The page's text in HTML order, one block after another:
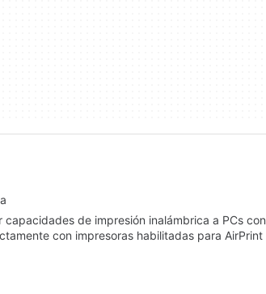
de impresión inalámbrica a PCs con
con impresoras habilitadas para AirPrint